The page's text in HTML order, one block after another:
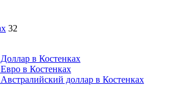
32
в Костенках
в Костенках
доллар в Костенках